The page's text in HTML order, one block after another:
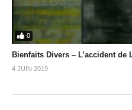
0
Bienfaits Divers – L’accident de
4 JUIN 2019